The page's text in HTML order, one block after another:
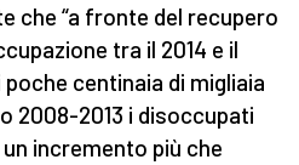
che “a fronte del recupero
tra il 2014 e il
centinaia di migliaia
2008-2013 i disoccupati
incremento più che